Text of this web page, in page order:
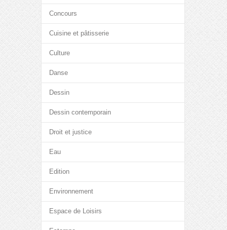
Concours
Cuisine et pâtisserie
Culture
Danse
Dessin
Dessin contemporain
Droit et justice
Eau
Edition
Environnement
Espace de Loisirs